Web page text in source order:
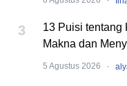
3
13 Puisi tentang
Makna dan
5 Agustus 2026 ·